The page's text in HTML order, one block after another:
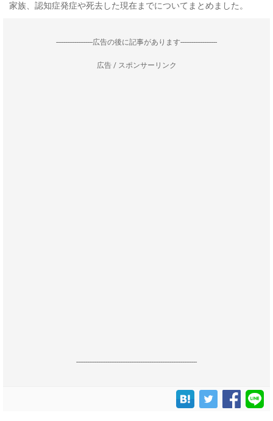
家族、認知症発症や死去した現在までについてまとめました。
--------------------広告の後に記事があります--------------------
広告 / スポンサーリンク
------------------------------------------------------------------